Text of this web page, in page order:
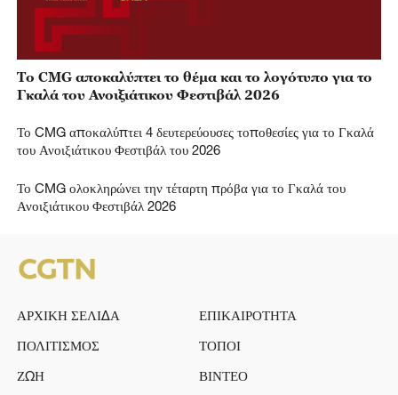
Το CMG αποκαλύπτει το θέμα και το λογότυπο για το
Γκαλά του Ανοιξιάτικου Φεστιβάλ 2026
Το CMG αποκαλύπτει 4 δευτερεύουσες τοποθεσίες για το Γκαλά
του Ανοιξιάτικου Φεστιβάλ του 2026
Το CMG ολοκληρώνει την τέταρτη πρόβα για το Γκαλά του
Ανοιξιάτικου Φεστιβάλ 2026
ΑΡΧΙΚΗ ΣΕΛΙΔΑ
ΕΠΙΚΑΙΡΟΤΗΤΑ
ΠΟΛΙΤΙΣΜΟΣ
ΤΟΠΟΙ
ΖΩΗ
ΒΙΝΤΕΟ